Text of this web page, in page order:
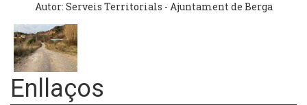
Autor: Serveis Territorials - Ajuntament de Berga
Enllaços